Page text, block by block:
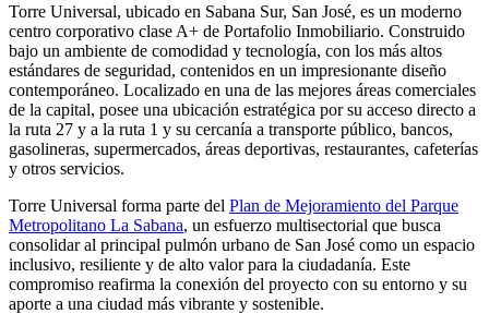
Torre Universal, ubicado en Sabana Sur, San José, es un moderno
centro corporativo clase A+ de Portafolio Inmobiliario. Construido
bajo un ambiente de comodidad y tecnología, con los más altos
estándares de seguridad, contenidos en un impresionante diseño
contemporáneo. Localizado en una de las mejores áreas comerciales
de la capital, posee una ubicación estratégica por su acceso directo a
la ruta 27 y a la ruta 1 y su cercanía a transporte público, bancos,
gasolineras, supermercados, áreas deportivas, restaurantes, cafeterías
y otros servicios.
Torre Universal forma parte del Plan de Mejoramiento del Parque
Metropolitano La Sabana, un esfuerzo multisectorial que busca
consolidar al principal pulmón urbano de San José como un espacio
inclusivo, resiliente y de alto valor para la ciudadanía. Este
compromiso reafirma la conexión del proyecto con su entorno y su
aporte a una ciudad más vibrante y sostenible.